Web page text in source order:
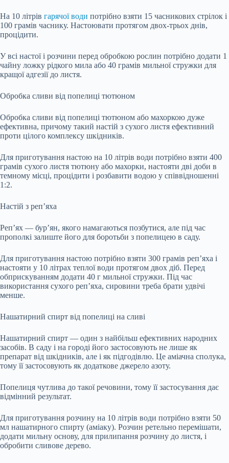
На 10 літрів гарячої води потрібно взяти 15 часникових стрілок і
100 грамів часнику. Настоювати протягом двох-трьох днів,
процідити.
У всі настої і розчини перед обробкою рослин потрібно додати 1
чайну ложку рідкого мила або 40 грамів мильної стружки для
кращої адгезії до листя.
Обробка сливи від попелиці тютюном
Обробка сливи від попелиці тютюном або махоркою дуже
ефективна, причому такий настій з сухого листя ефективний
проти цілого комплексу шкідників.
Для приготування настою на 10 літрів води потрібно взяти 400
грамів сухого листя тютюну або махорки, настояти дві доби в
темному місці, процідити і розбавити водою у співвідношенні
1:2.
Настій з реп’яха
Реп’ях — бур’ян, якого намагаються позбутися, але під час
прополкі залиште його для боротьби з попелицею в саду.
Для приготування настою потрібно взяти 300 грамів реп’яха і
настояти у 10 літрах теплої води протягом двох діб. Перед
обприскуванням додати 40 г мильної стружки. Під час
використання сухого реп’яха, сировини треба брати удвічі
менше.
Нашатирний спирт від попелиці на сливі
Нашатирний спирт — один з найбільш ефективних народних
засобів. В саду і на городі його застосовують не лише як
препарат від шкідників, але і як підгодівлю. Це аміачна сполука,
тому її застосовують як додаткове джерело азоту.
Попелиця чутлива до такої речовини, тому її застосування дає
відмінний результат.
Для приготування розчину на 10 літрів води потрібно взяти 50
мл нашатирного спирту (аміаку). Розчин ретельно перемішати,
додати мильну основу, для прилипання розчину до листя, і
обробити сливове дерево.